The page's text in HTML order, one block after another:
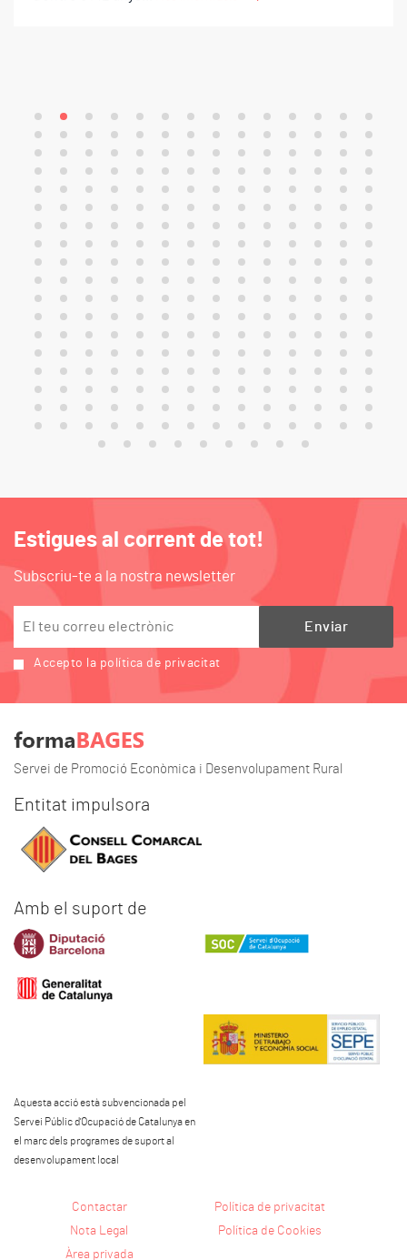
Estigues al corrent de tot!
Subscriu-te a la nostra newsletter
Accepto la política de privacitat
Servei de Promoció Econòmica i Desenvolupament Rural
Entitat impulsora
Amb el suport de
Aquesta acció està subvencionada pel
Servei Públic d'Ocupació de Catalunya en
el marc dels programes de suport al
desenvolupament local
Contactar
Política de privacitat
Nota Legal
Política de Cookies
Àrea privada